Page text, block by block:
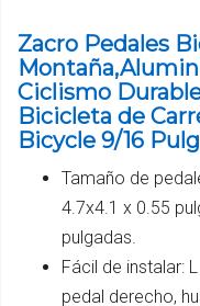
Zacro Pedales
Ciclismo
Bicicleta de
Bicycle 9/16
Tamaño de
4.7x4.1 x 0.55
pulgadas.
Fácil de instalar:
pedal derecho,